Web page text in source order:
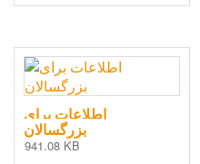
اطلاعات برای
بزرگسالان
941.08 KB